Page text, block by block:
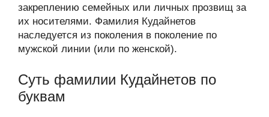
закреплению семейных или личных прозвищ за
их носителями. Фамилия Кудайнетов
наследуется из поколения в поколение по
мужской линии (или по женской).
Суть фамилии Кудайнетов по
буквам